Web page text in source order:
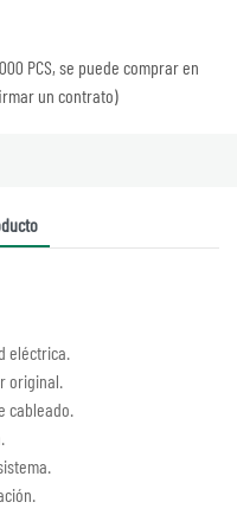
PCS, se puede comprar en
un contrato)
eléctrica.
original.
cableado.